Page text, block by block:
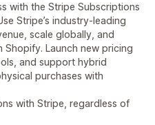
with the Stripe Subscriptions
Stripe’s industry-leading
scale globally, and
Shopify. Launch new pricing
and support hybrid
purchases with
with Stripe, regardless of